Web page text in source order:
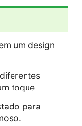
um design
toque.
para